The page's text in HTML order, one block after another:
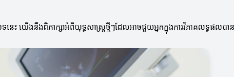
នេះ យើងនឹងពិភាក្សាអំពីយុទ្ធសាស្ត្រថ្មីៗដែលអាចជួយអ្នកក្នុងការវិភាគលទ្ធផលប